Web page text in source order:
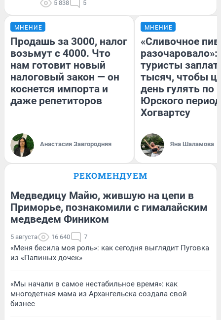
5 838 5
МНЕНИЕ
Продашь за 3000, налог
возьмут с 4000. Что
нам готовит новый
налоговый закон — он
коснется импорта и
даже репетиторов
Анастасия Завгородняя
МНЕНИЕ
«Сливочное
разочаровало»:
туристы
тысяч, чтобы
день гулять по
Юрского
Хогвартсу
Яна Шаламова
РЕКОМЕНДУЕМ
Медведицу Майю, жившую на цепи в
Приморье, познакомили с гималайским
медведем Фиником
5 августа 16 640 7
«Меня бесила моя роль»: как сегодня выглядит Пуговка
из «Папиных дочек»
«Мы начали в самое нестабильное время»: как
многодетная мама из Архангельска создала свой
бизнес